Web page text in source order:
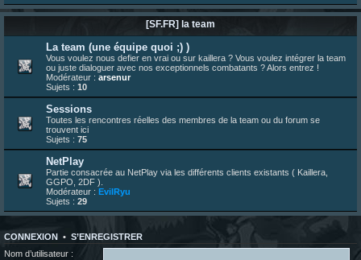
[SF.FR] la team
La team (une équipe quoi ;) )
Vous voulez nous defier en vrai ou sur kaillera ? Vous voulez intégrer la team
ou juste dialoguer avec nos exceptionnels combatants ? Alors entrez !
Modérateur : arsenur
Sujets : 10
Sessions
Toutes les rencontres réelles des membres de la team ou du forum se
trouvent ici
Sujets : 75
NetPlay
Partie consacrée au NetPlay via les différents clients existants ( Kaillera,
GGPO, 2DF ).
Modérateur : EvilRyu
Sujets : 29
CONNEXION • S’ENREGISTRER
Nom d’utilisateur :